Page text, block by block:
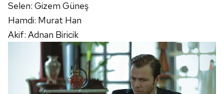
Selen: Gizem Güneş
Hamdi: Murat Han
Akif: Adnan Biricik